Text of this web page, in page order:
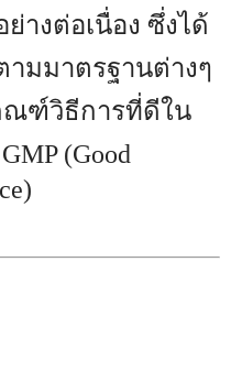
างต่อเนื่อง ซึ่งได้
ามมาตรฐานต่างๆ
ณฑ์วิธีการที่ดีใน
(Good